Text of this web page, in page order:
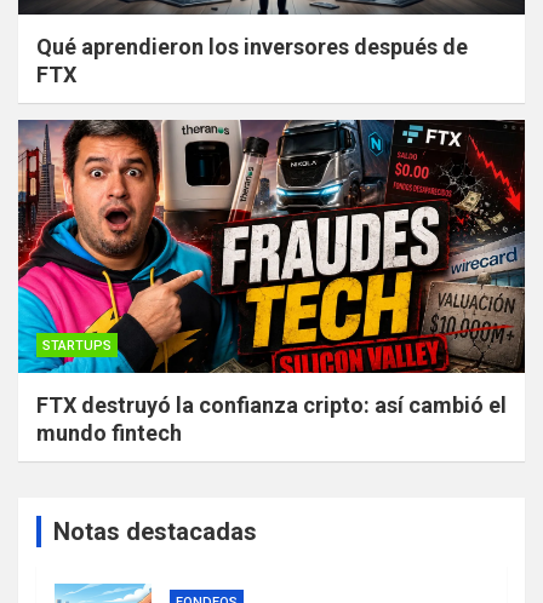
Qué aprendieron los inversores después de
FTX
STARTUPS
FTX destruyó la confianza cripto: así cambió el
mundo fintech
Notas destacadas